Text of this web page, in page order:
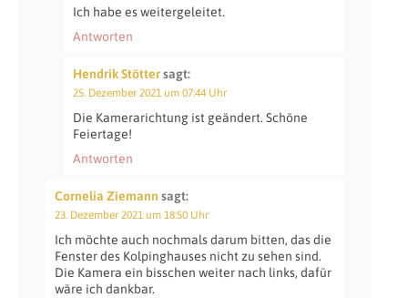
Ich habe es weitergeleitet.
Antworten
Hendrik Stöttersagt:
25. Dezember 2021 um 07:44 Uhr
Die Kamerarichtung ist geändert. Schöne
Feiertage!
Antworten
Cornelia Ziemann sagt:
23. Dezember 2021 um 18:50 Uhr
Ich möchte auch nochmals darum bitten, das die
Fenster des Kolpinghauses nicht zu sehen sind.
Die Kamera ein bisschen weiter nach links, dafür
wäre ich dankbar.